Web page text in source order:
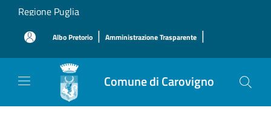
Salta al contenuto principale
Regione Puglia
Albo Pretorio | Amministrazione Trasparente |
Comune di Carovigno